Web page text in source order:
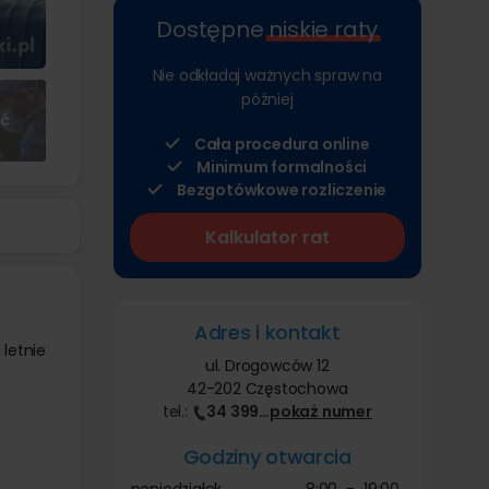
Dostępneniskie raty
Nie odkładaj ważnych spraw na
później
Cała procedura online
Minimum formalności
Bezgotówkowe rozliczenie
Kalkulator rat
Adres i kontakt
ul. Drogowców 12
42-202 Częstochowa
tel.:
34 399…pokaż numer
Godziny otwarcia